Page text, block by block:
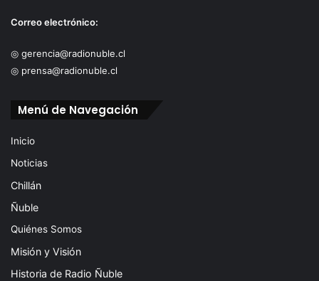
Correo electrónico:
◎ gerencia@radionuble.cl
◎ prensa@radionuble.cl
Menú de Navegación
Inicio
Noticias
Chillán
Ñuble
Quiénes Somos
Misión y Visión
Historia de Radio Ñuble